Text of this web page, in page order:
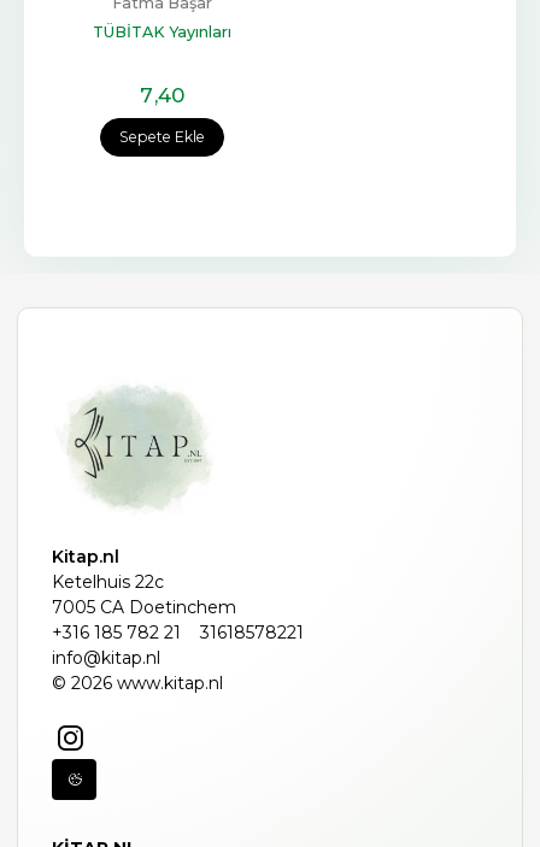
Sepete Ekle
TÜBİTAK Yayınları
7,40
Kitap.nl
Ketelhuis 22c
7005 CA Doetinchem
+316 185 782 21
31618578221
info@kitap.nl
© 2026 www.kitap.nl